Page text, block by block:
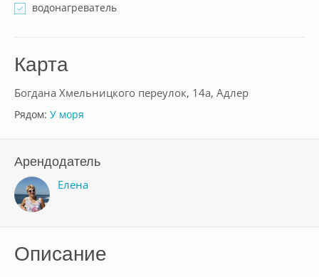
водонагреватель
Карта
Богдана Хмельницкого переулок, 14а, Адлер
Рядом: У моря
Арендодатель
Елена
Описание